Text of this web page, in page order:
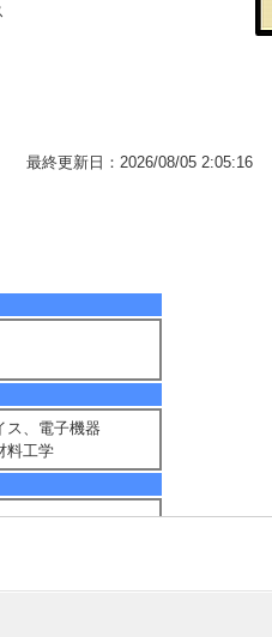
最終更新日：2026/08/05 2:05:16
ス、電子機器
料工学